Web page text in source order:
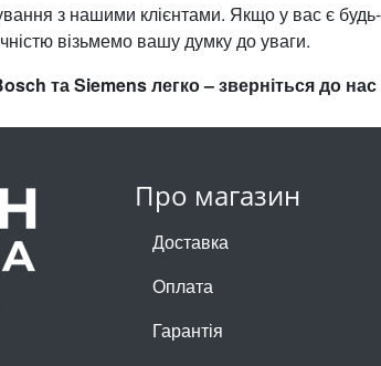
з нашими клієнтами. Якщо у вас є
візьмемо вашу думку до уваги.
та Siemens легко – зверніться до
Про магазин
Доставка
Оплата
Гарантія